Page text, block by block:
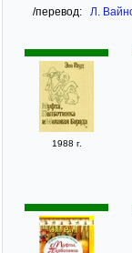
/перевод: Л.
1988 г.